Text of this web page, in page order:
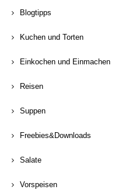
Blogtipps
Kuchen und Torten
Einkochen und Einmachen
Reisen
Suppen
Freebies&Downloads
Salate
Vorspeisen